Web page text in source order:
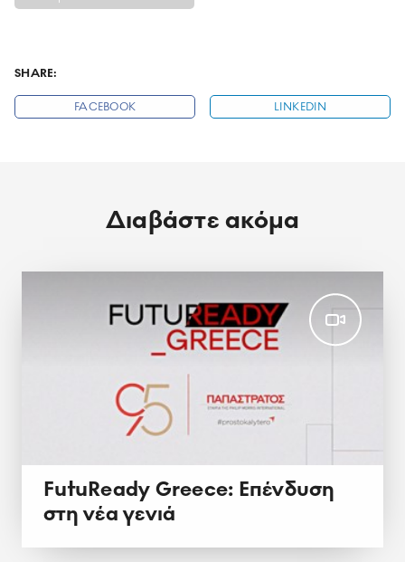
SHARE:
FACEBOOK LINKEDIN
Διαβάστε ακόμα
FutuReady Greece: Επένδυση
στη νέα γενιά